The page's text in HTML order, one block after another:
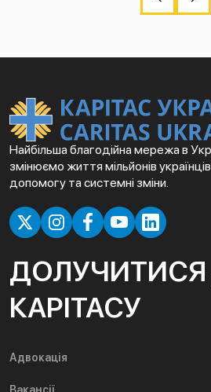
Найбільша благодійна мережа в
змінюємо життя мільйонів
допомогу та системні зміни.
КАРІТАСУ
Адвокація
Вакансії